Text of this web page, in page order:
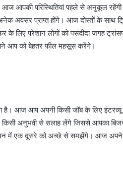
आपकी परिस्थितियां पहले से अनुकूल
अवसर प्राप्त होंगे। आज दोस्तों के साथ
लिए परेशान लोगों को पसंदीदा जगह
आप को बेहतर फील महसूस करेंगे।
है। आज आप अपनी किसी जॉब के लिए
किसी अनुभवी से सलाह लेंगे जिससे आपका
में एक दूसरे को अच्छे से समझेंगे। आज अपने